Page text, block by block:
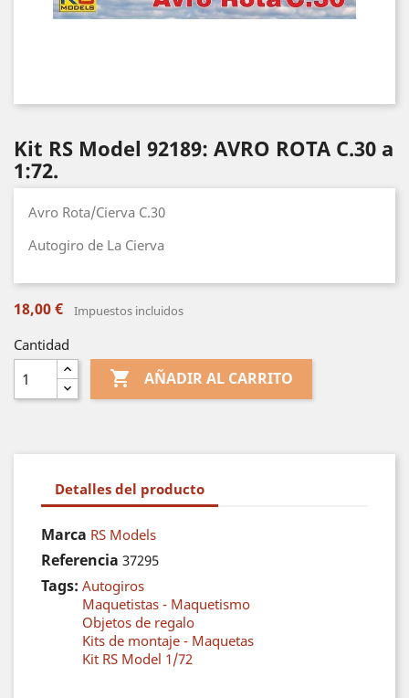
Kit RS Model 92189: AVRO ROTA C.30 a
1:72.
Avro Rota/Cierva C.30
Autogiro de La Cierva
18,00 € Impuestos incluidos
Cantidad
 AÑADIR AL CARRITO
Detalles del producto
Marca RS Models
Referencia 37295
Tags: Autogiros
Maquetistas - Maquetismo
Objetos de regalo
Kits de montaje - Maquetas
Kit RS Model 1/72